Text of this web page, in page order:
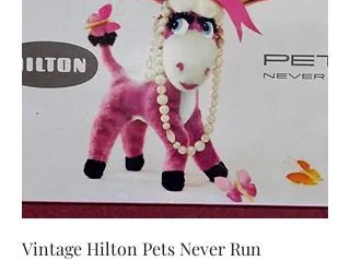
Vintage Hilton Pets Never Run